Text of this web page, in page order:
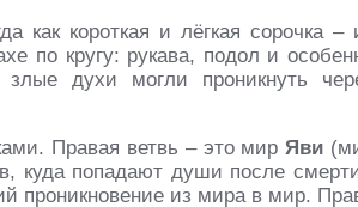
как короткая и лёгкая сорочка –
по кругу: рукава, подол и
духи могли проникнуть
Правая ветвь – это мирЯви
куда попадают души после
проникновение из мира в мир.